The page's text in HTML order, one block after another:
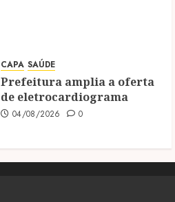
CAPA SAÚDE
Prefeitura amplia a oferta
de eletrocardiograma
04/08/2026 0